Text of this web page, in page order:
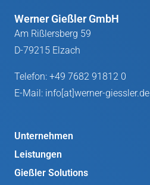
Werner Gießler GmbH
Am Rißlersberg 59
D-79215 Elzach
Telefon: +49 7682 91812 0
E-Mail: info[at]werner-giessler.de
Unternehmen
Leistungen
Gießler Solutions